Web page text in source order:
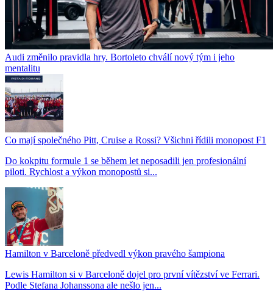
Audi změnilo pravidla hry. Bortoleto chválí nový tým i jeho
mentalitu
Co mají společného Pitt, Cruise a Rossi? Všichni řídili monopost F1
Do kokpitu formule 1 se během let neposadili jen profesionální
piloti. Rychlost a výkon monopostů si...
Hamilton v Barceloně předvedl výkon pravého šampiona
Lewis Hamilton si v Barceloně dojel pro první vítězství ve Ferrari.
Podle Stefana Johanssona ale nešlo jen...